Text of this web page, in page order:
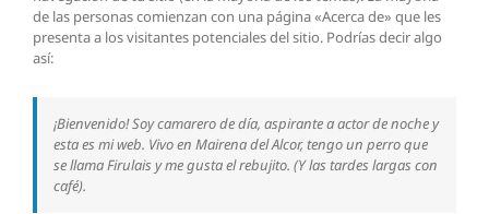
de las personas comienzan con una página «Acerca de» que les
presenta a los visitantes potenciales del sitio. Podrías decir algo
así:
¡Bienvenido! Soy camarero de día, aspirante a actor de noche y
esta es mi web. Vivo en Mairena del Alcor, tengo un perro que
se llama Firulais y me gusta el rebujito. (Y las tardes largas con
café).